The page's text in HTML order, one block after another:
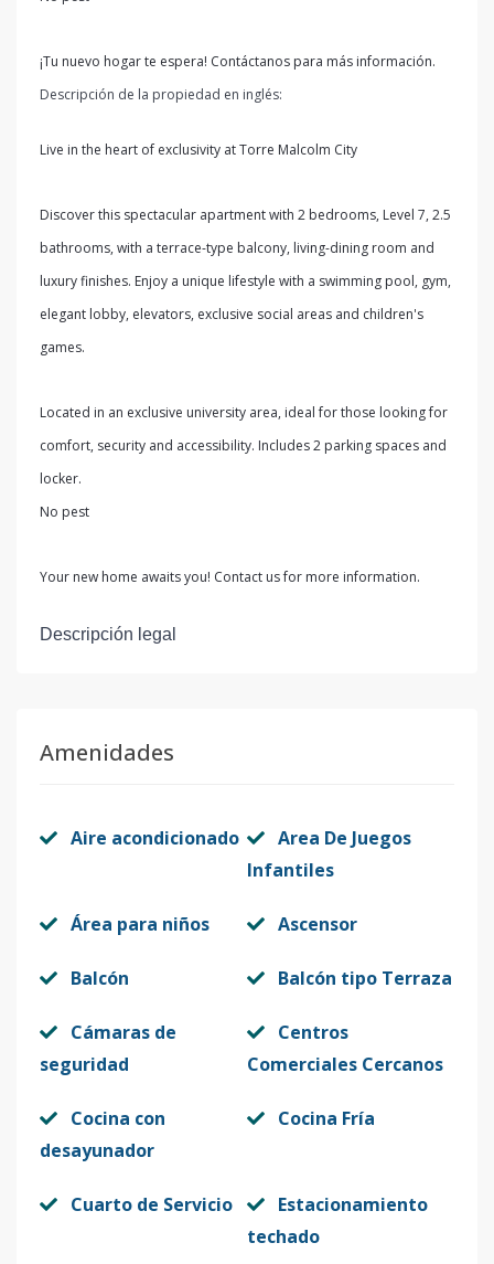
¡Tu nuevo hogar te espera! Contáctanos para más información.
Descripción de la propiedad en inglés:
Live in the heart of exclusivity at Torre Malcolm City
Discover this spectacular apartment with 2 bedrooms, Level 7, 2.5
bathrooms, with a terrace-type balcony, living-dining room and
luxury finishes. Enjoy a unique lifestyle with a swimming pool, gym,
elegant lobby, elevators, exclusive social areas and children's
games.
Located in an exclusive university area, ideal for those looking for
comfort, security and accessibility. Includes 2 parking spaces and
locker.
No pest
Your new home awaits you! Contact us for more information.
Descripción legal
Amenidades
Aire acondicionado
Area De Juegos
Infantiles
Área para niños Ascensor
Balcón Balcón tipo Terraza
Cámaras de
seguridad
Centros
Comerciales Cercanos
Cocina con
desayunador
Cocina Fría
Cuarto de Servicio
Estacionamiento
techado